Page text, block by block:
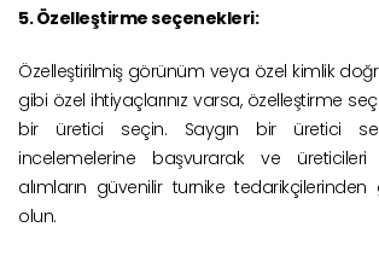
5. Özelleştirme seçenekleri:
Özelleştirilmiş görünüm veya özel kimlik
gibi özel ihtiyaçlarınız varsa, özelleştirme
bir üretici seçin. Saygın bir üretici
incelemelerine başvurarak ve üreticileri
alımların güvenilir turnike
olun.